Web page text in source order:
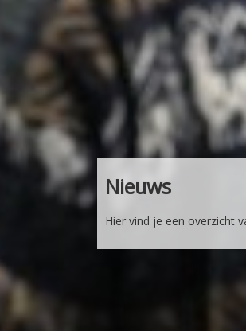
Nieuws
Hier vind je een overzicht